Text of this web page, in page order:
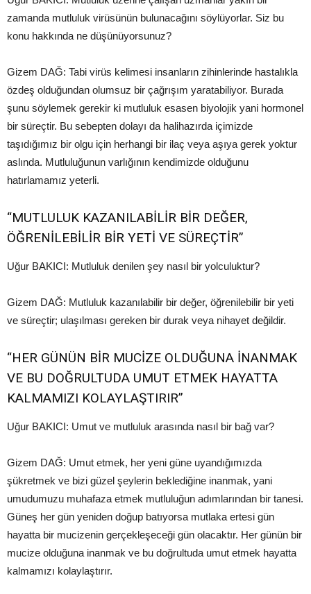
zamanda mutluluk virüsünün bulunacağını söylüyorlar. Siz bu
konu hakkında ne düşünüyorsunuz?
Gizem DAĞ: Tabi virüs kelimesi insanların zihinlerinde hastalıkla
özdeş olduğundan olumsuz bir çağrışım yaratabiliyor. Burada
şunu söylemek gerekir ki mutluluk esasen biyolojik yani hormonel
bir süreçtir. Bu sebepten dolayı da halihazırda içimizde
taşıdığımız bir olgu için herhangi bir ilaç veya aşıya gerek yoktur
aslında. Mutluluğunun varlığının kendimizde olduğunu
hatırlamamız yeterli.
“MUTLULUK KAZANILABİLİR BİR DEĞER,
ÖĞRENİLEBİLİR BİR YETİ VE SÜREÇTİR”
Uğur BAKICI: Mutluluk denilen şey nasıl bir yolculuktur?
Gizem DAĞ: Mutluluk kazanılabilir bir değer, öğrenilebilir bir yeti
ve süreçtir; ulaşılması gereken bir durak veya nihayet değildir.
“HER GÜNÜN BİR MUCİZE OLDUĞUNA İNANMAK
VE BU DOĞRULTUDA UMUT ETMEK HAYATTA
KALMAMIZI KOLAYLAŞTIRIR”
Uğur BAKICI: Umut ve mutluluk arasında nasıl bir bağ var?
Gizem DAĞ: Umut etmek, her yeni güne uyandığımızda
şükretmek ve bizi güzel şeylerin beklediğine inanmak, yani
umudumuzu muhafaza etmek mutluluğun adımlarından bir tanesi.
Güneş her gün yeniden doğup batıyorsa mutlaka ertesi gün
hayatta bir mucizenin gerçekleşeceği gün olacaktır. Her günün bir
mucize olduğuna inanmak ve bu doğrultuda umut etmek hayatta
kalmamızı kolaylaştırır.